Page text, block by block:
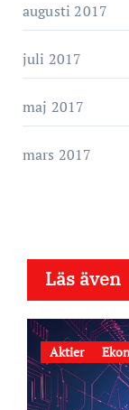
augusti 2017
juli 2017
maj 2017
mars 2017
Läs även
Aktier